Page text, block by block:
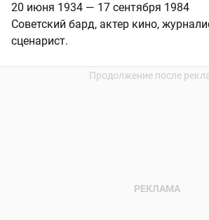
20 июня 1934 — 17 сентября 1984
Советский бард, актер кино,
сценарист.